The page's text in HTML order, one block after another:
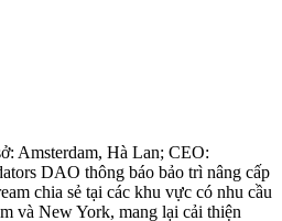
Amsterdam, Hà Lan; CEO:
DAO thông báo bảo trì nâng cấp
chia sẻ tại các khu vực có nhu cầu
và New York, mang lại cải thiện